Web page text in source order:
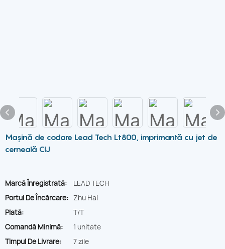
Mașină de codare Lead Tech Lt800, imprimantă cu jet de
cerneală CIJ
Marcă Înregistrată:
LEAD TECH
Portul De Încărcare: Zhu Hai
Plată:
T/T
Comandă Minimă:
1 unitate
Timpul De Livrare:
7 zile